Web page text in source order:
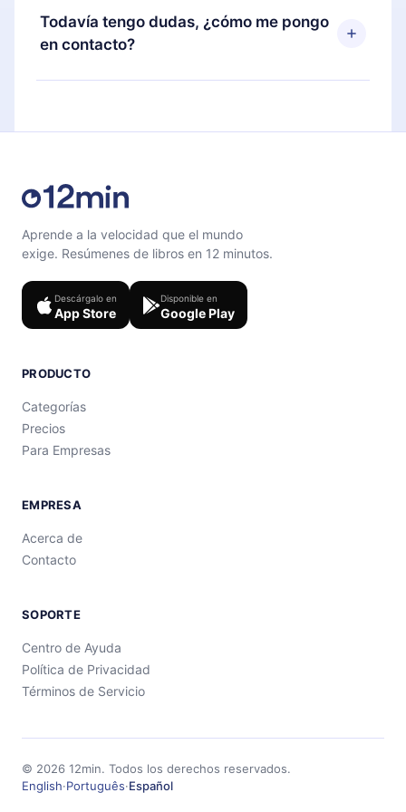
También puedes leer o escuchar tus títulos
favoritos sin conexión y desafiarte con un
puedes cancelar en cualquier momento y el
próximo ciclo de facturación no ocurrirá.
Todavía tengo dudas, ¿cómo me pongo
en contacto?
Siéntete libre de contactarnos en
Aprende a la velocidad que el mundo
exige. Resúmenes de libros en 12 minutos.
Descárgalo en
App Store
Disponible en
Google Play
PRODUCTO
Categorías
Precios
Para Empresas
EMPRESA
Acerca de
Contacto
SOPORTE
Centro de Ayuda
Política de Privacidad
Términos de Servicio
© 2026 12min. Todos los derechos reservados.
English·Português·Español